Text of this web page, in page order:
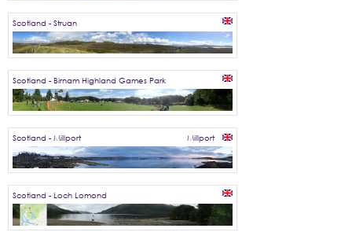
Scotland - Struan
Scotland - Birnam Highland Games Park
Scotland - Millport Millport
Scotland - Loch Lomond